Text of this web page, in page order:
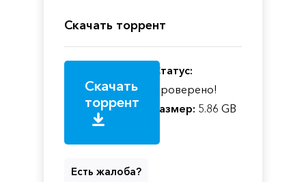
Скачать торрент
Скачать
торрент
Статус:
Проверено!
Размер: 5.86 GB
Есть жалоба?